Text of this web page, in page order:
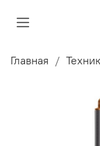
Главная